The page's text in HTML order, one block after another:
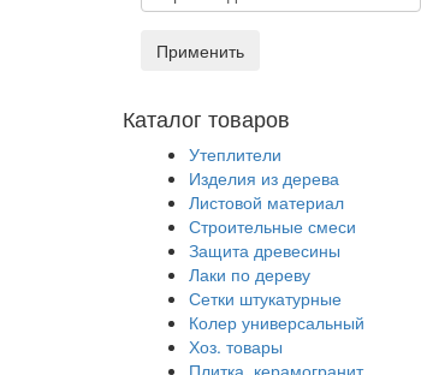
Применить
Каталог товаров
Утеплители
Изделия из дерева
Листовой материал
Строительные смеси
Защита древесины
Лаки по дереву
Сетки штукатурные
Колер универсальный
Хоз. товары
Плитка, керамогранит